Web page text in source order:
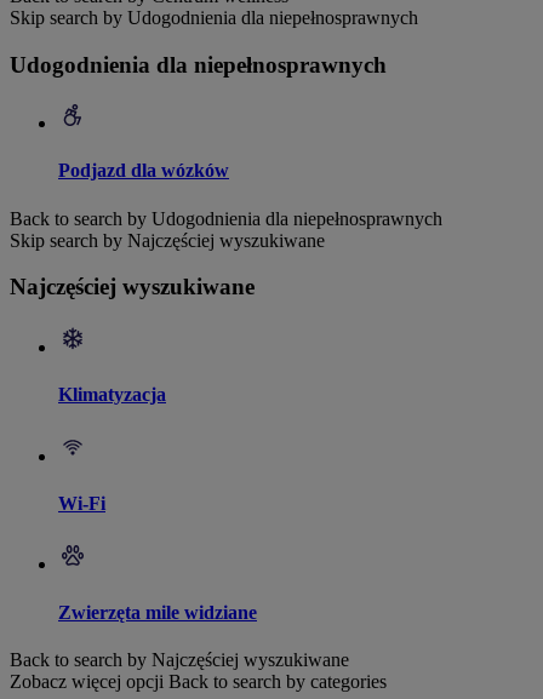
Skip search by Udogodnienia dla niepełnosprawnych
Udogodnienia dla niepełnosprawnych
Podjazd dla wózków
Back to search by Udogodnienia dla niepełnosprawnych
Skip search by Najczęściej wyszukiwane
Najczęściej wyszukiwane
Klimatyzacja
Wi-Fi
Zwierzęta mile widziane
Back to search by Najczęściej wyszukiwane
Zobacz więcej opcji Back to search by categories